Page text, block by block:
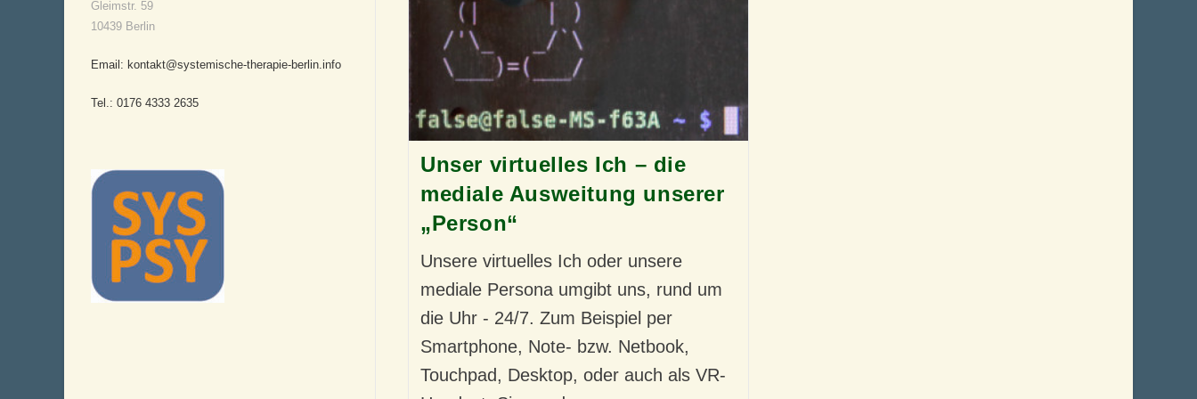
Gleimstr. 59
10439 Berlin
Email: kontakt@systemische-therapie-berlin.info
Tel.: 0176 4333 2635
Unser virtuelles Ich – die
mediale Ausweitung unserer
„Person“
Unsere virtuelles Ich oder unsere
mediale Persona umgibt uns, rund um
die Uhr - 24/7. Zum Beispiel per
Smartphone, Note- bzw. Netbook,
Touchpad, Desktop, oder auch als VR-